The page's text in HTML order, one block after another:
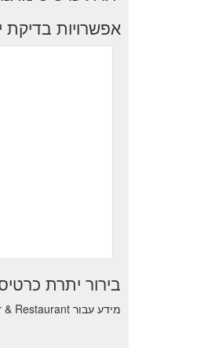
אפשרויות
בירור יתרת
מידע עבור Oceanique Bar & Restaurant בירור יתרת כרטיס מתנה כדי לראות את יתרת העסקאות הנותרות.